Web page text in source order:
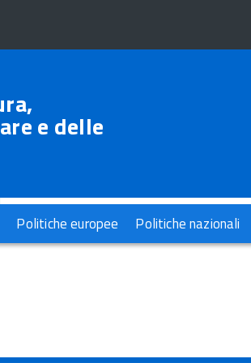
e delle
Politiche europee Politiche nazionali